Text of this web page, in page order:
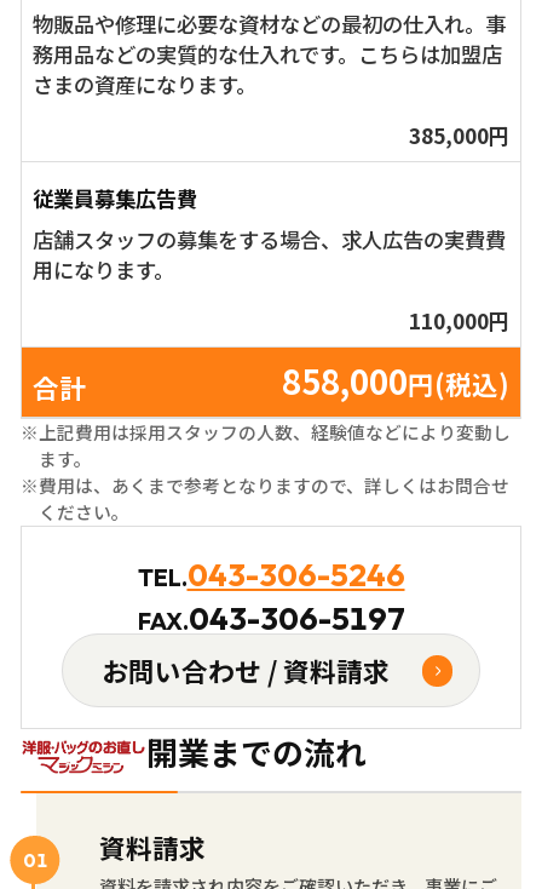
物販品や修理に必要な資材などの最初の仕入れ。事
務用品などの実質的な仕入れです。こちらは加盟店
さまの資産になります。
385,000円
従業員募集広告費
店舗スタッフの募集をする場合、求人広告の実費費
用になります。
110,000円
合計 858,000円(税込)
※上記費用は採用スタッフの人数、経験値などにより変動し
ます。
※費用は、あくまで参考となりますので、詳しくはお問合せ
ください。
TEL.043-306-5246
FAX.043-306-5197
お問い合わせ / 資料請求
開業までの流れ
資料請求